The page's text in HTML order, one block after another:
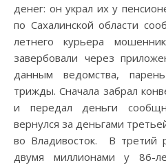
денег: он украл их у
по Сахалинской области
летнего курьера
завербовали через
данным ведомства,
трижды. Сначала забрал
и передал деньги
вернулся за деньгами
во Владивосток. В третий
двумя миллионами у 86-